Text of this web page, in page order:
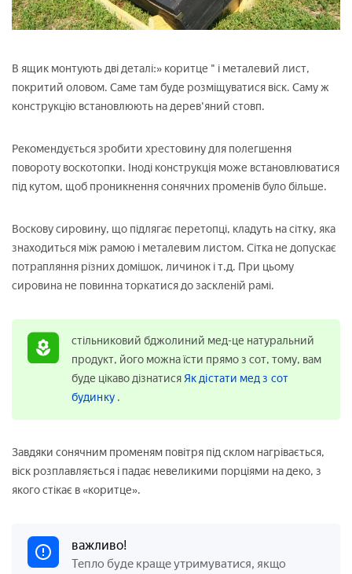
В ящик монтують дві деталі:» коритце " і металевий лист,
покритий оловом. Саме там буде розміщуватися віск. Саму ж
конструкцію встановлюють на дерев'яний стовп.
Рекомендується зробити хрестовину для полегшення
повороту воскотопки. Іноді конструкція може встановлюватися
під кутом, щоб проникнення сонячних променів було більше.
Воскову сировину, що підлягає перетопці, кладуть на сітку, яка
знаходиться між рамою і металевим листом. Сітка не допускає
потрапляння різних домішок, личинок і т.д. При цьому
сировина не повинна торкатися до заскленій рамі.
стільниковий бджолиний мед-це натуральний
продукт, його можна їсти прямо з сот, тому, вам
буде цікаво дізнатисяЯк дістати мед з сот
будинку .
Завдяки сонячним променям повітря під склом нагрівається,
віск розплавляється і падає невеликими порціями на деко, з
якого стікає в «коритце».
важливо!
Тепло буде краще утримуватися, якщо